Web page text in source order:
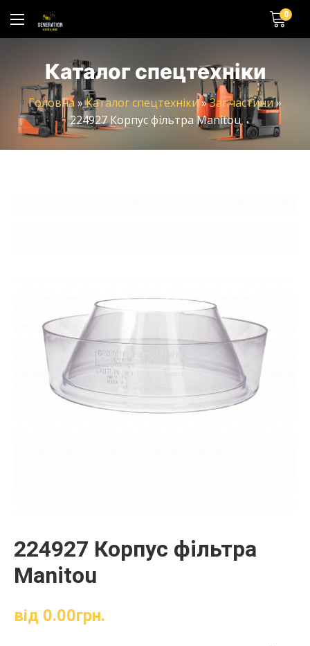
0
Каталог спецтехніки
Головна»Каталог спецтехніки»Запчастини»
224927 Корпус фільтра Manitou
224927 Корпус фільтра
Manitou
від 0.00грн.